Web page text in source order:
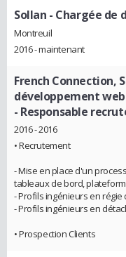
Sollan - Chargée de
Montreuil
2016 - maintenant
French Connection,
développement
- Responsable
2016 - 2016
• Recrutement
- Mise en place d'un
tableaux de bord,
- Profils ingénieurs en régie
- Profils ingénieurs en
• Prospection Clients